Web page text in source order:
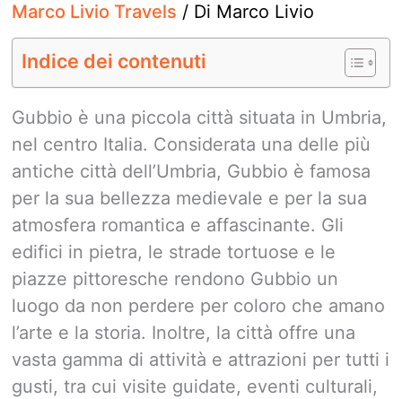
Marco Livio Travels / Di Marco Livio
Indice dei contenuti
Gubbio è una piccola città situata in Umbria,
nel centro Italia. Considerata una delle più
antiche città dell’Umbria, Gubbio è famosa
per la sua bellezza medievale e per la sua
atmosfera romantica e affascinante. Gli
edifici in pietra, le strade tortuose e le
piazze pittoresche rendono Gubbio un
luogo da non perdere per coloro che amano
l’arte e la storia. Inoltre, la città offre una
vasta gamma di attività e attrazioni per tutti i
gusti, tra cui visite guidate, eventi culturali,